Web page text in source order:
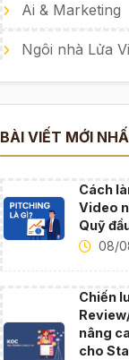
Ai & Marketing
Ngôi nhà Lửa
BÀI VIẾT MỚI
Cách
Video
Quỹ
08/
Chiến
nâng
cho